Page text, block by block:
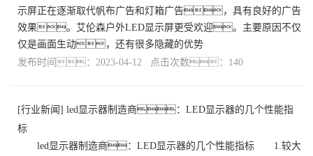
示屏正在逐渐取代帆布广告和灯箱广告，具有良好的广告
效果。艾伦森户外LED显示屏更受欢迎。主要原因不仅
仅是画面生动，还有很多隐藏的优势
发布时间：2023-04-12 点击次数：140
[行业新闻 ] led显示器制造商：LED显示器的几个性能指
标
led显示器制造商：LED显示器的几个性能指标 1.较大